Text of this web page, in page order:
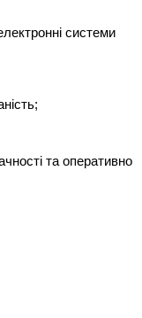
системи
та оперативно